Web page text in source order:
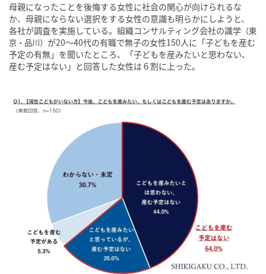
母親になったことを後悔する女性に社会の関心が向けられるな
か、母親にならない選択をする女性の意識も明らかにしようと、
各社が調査を実施している。組織コンサルティング会社の識学 （東
京・品川） が20〜40代の有職で無子の女性150人に「子どもを産む
予定の有無」を聞いたところ、「子どもを産みたいと思わない、
産む予定はない」と回答した女性は６割に上った。